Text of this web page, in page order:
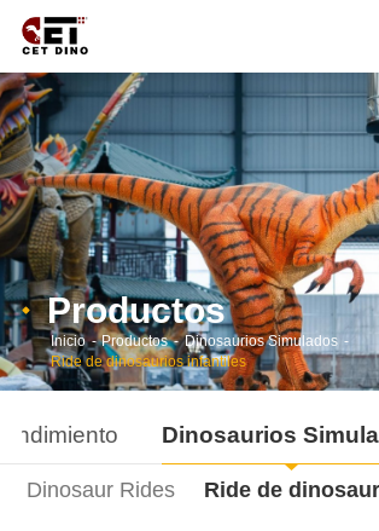
Productos
Inicio - Productos - Dinosaurios Simulados -
Ride de dinosaurios infantiles
Dinosaurios
Dinosaur Rides Ride de